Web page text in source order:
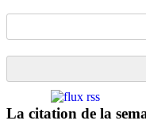
La citation de la